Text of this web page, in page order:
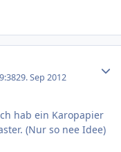
29. Sep 2012
hab ein Karopapier
(Nur so nee Idee)